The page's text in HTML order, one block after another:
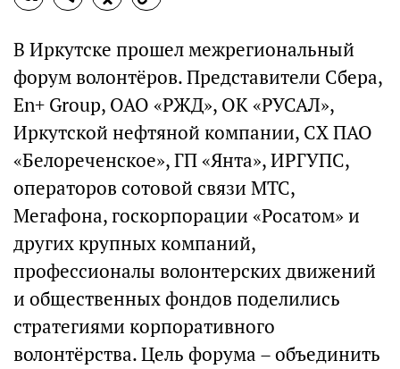
В Иркутске прошел межрегиональный
форум волонтёров. Представители Сбера,
En+ Group, ОАО «РЖД», ОК «РУСАЛ»,
Иркутской нефтяной компании, СХ ПАО
«Белореченское», ГП «Янта», ИРГУПС,
операторов сотовой связи МТС,
Мегафона, госкорпорации «Росатом» и
других крупных компаний,
профессионалы волонтерских движений
и общественных фондов поделились
стратегиями корпоративного
волонтёрства. Цель форума – объединить